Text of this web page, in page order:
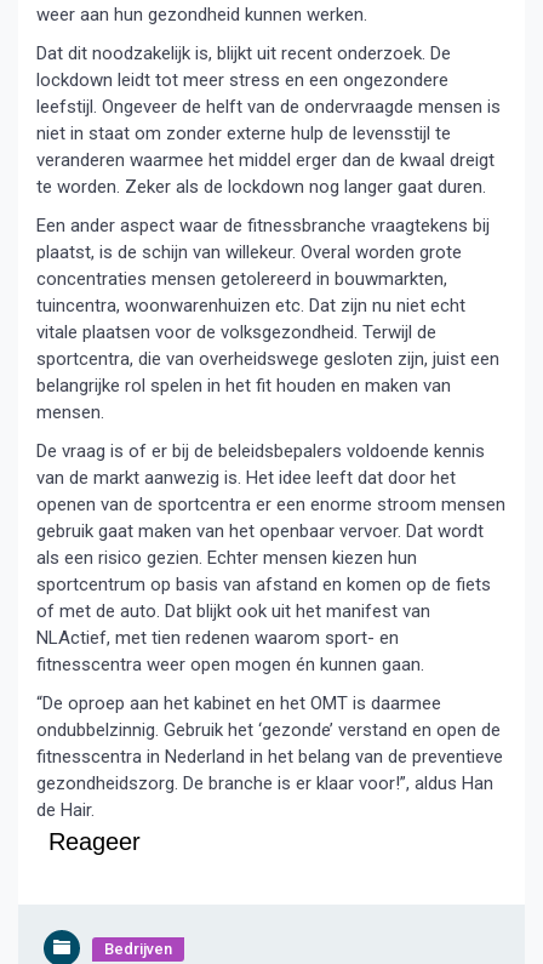
weer aan hun gezondheid kunnen werken.
Dat dit noodzakelijk is, blijkt uit recent onderzoek. De
lockdown leidt tot meer stress en een ongezondere
leefstijl. Ongeveer de helft van de ondervraagde mensen is
niet in staat om zonder externe hulp de levensstijl te
veranderen waarmee het middel erger dan de kwaal dreigt
te worden. Zeker als de lockdown nog langer gaat duren.
Een ander aspect waar de fitnessbranche vraagtekens bij
plaatst, is de schijn van willekeur. Overal worden grote
concentraties mensen getolereerd in bouwmarkten,
tuincentra, woonwarenhuizen etc. Dat zijn nu niet echt
vitale plaatsen voor de volksgezondheid. Terwijl de
sportcentra, die van overheidswege gesloten zijn, juist een
belangrijke rol spelen in het fit houden en maken van
mensen.
De vraag is of er bij de beleidsbepalers voldoende kennis
van de markt aanwezig is. Het idee leeft dat door het
openen van de sportcentra er een enorme stroom mensen
gebruik gaat maken van het openbaar vervoer. Dat wordt
als een risico gezien. Echter mensen kiezen hun
sportcentrum op basis van afstand en komen op de fiets
of met de auto. Dat blijkt ook uit het manifest van
NLActief, met tien redenen waarom sport- en
fitnesscentra weer open mogen én kunnen gaan.
“De oproep aan het kabinet en het OMT is daarmee
ondubbelzinnig. Gebruik het ‘gezonde’ verstand en open de
fitnesscentra in Nederland in het belang van de preventieve
gezondheidszorg. De branche is er klaar voor!”, aldus Han
de Hair.
Reageer
Bedrijven